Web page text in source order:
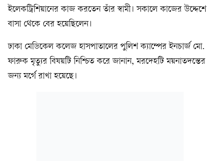
ইলেকট্রিশিয়ানের কাজ করতেন তাঁর স্বামী। সকালে কাজের উদ্দেশে
বাসা থেকে বের হয়েছিলেন।
ঢাকা মেডিকেল কলেজ হাসপাতালের পুলিশ ক্যাম্পের ইনচার্জ মো.
ফারুক মৃত্যুর বিষয়টি নিশ্চিত করে জানান, মরদেহটি ময়নাতদন্তের
জন্য মর্গে রাখা হয়েছে।